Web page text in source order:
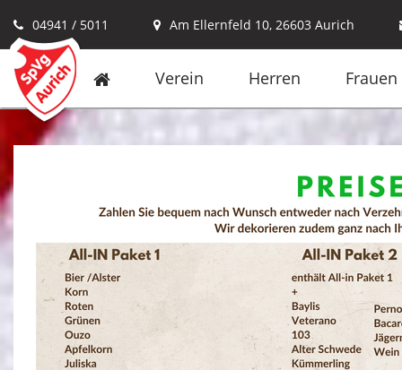
04941 / 5011 Am Ellernfeld 10, 26603 Aurich
Verein Herren Frauen